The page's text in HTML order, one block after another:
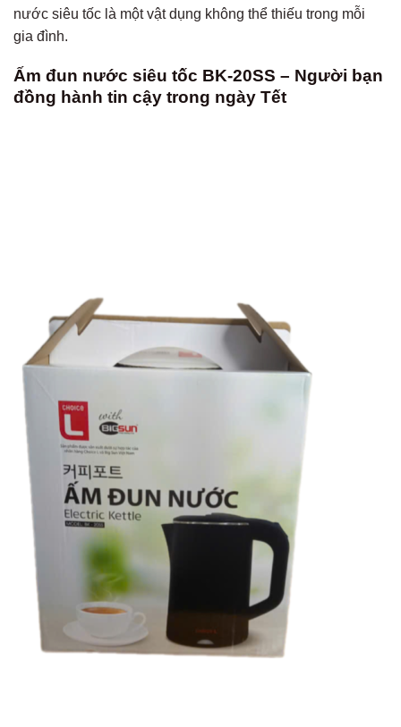
nước siêu tốc là một vật dụng không thể thiếu trong mỗi
gia đình.
Ấm đun nước siêu tốc BK-20SS – Người bạn
đồng hành tin cậy trong ngày Tết